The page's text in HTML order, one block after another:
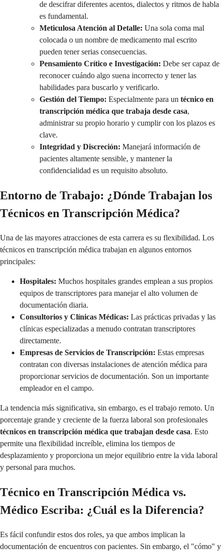
de descifrar diferentes acentos, dialectos y ritmos de habla
es fundamental.
Meticulosa Atención al Detalle: Una sola coma mal
colocada o un nombre de medicamento mal escrito
pueden tener serias consecuencias.
Pensamiento Crítico e Investigación: Debe ser capaz de
reconocer cuándo algo suena incorrecto y tener las
habilidades para buscarlo y verificarlo.
Gestión del Tiempo: Especialmente para un técnico en
transcripción médica que trabaja desde casa,
administrar su propio horario y cumplir con los plazos es
clave.
Integridad y Discreción: Manejará información de
pacientes altamente sensible, y mantener la
confidencialidad es un requisito absoluto.
Entorno de Trabajo: ¿Dónde Trabajan los
Técnicos en Transcripción Médica?
Una de las mayores atracciones de esta carrera es su flexibilidad. Los
técnicos en transcripción médica trabajan en algunos entornos
principales:
Hospitales: Muchos hospitales grandes emplean a sus propios
equipos de transcriptores para manejar el alto volumen de
documentación diaria.
Consultorios y Clínicas Médicas: Las prácticas privadas y las
clínicas especializadas a menudo contratan transcriptores
directamente.
Empresas de Servicios de Transcripción: Estas empresas
contratan con diversas instalaciones de atención médica para
proporcionar servicios de documentación. Son un importante
empleador en el campo.
La tendencia más significativa, sin embargo, es el trabajo remoto. Un
porcentaje grande y creciente de la fuerza laboral son profesionales
técnicos en transcripción médica que trabajan desde casa. Esto
permite una flexibilidad increíble, elimina los tiempos de
desplazamiento y proporciona un mejor equilibrio entre la vida laboral
y personal para muchos.
Técnico en Transcripción Médica vs.
Médico Escriba: ¿Cuál es la Diferencia?
Es fácil confundir estos dos roles, ya que ambos implican la
documentación de encuentros con pacientes. Sin embargo, el "cómo" y